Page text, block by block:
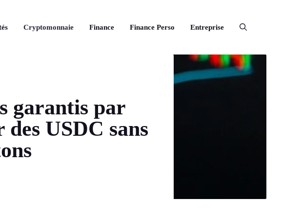
Cryptomonnaie Finance Finance Perso Entreprise
garantis par
USDC sans